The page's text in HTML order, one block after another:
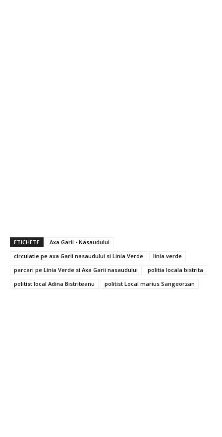
ETICHETE
Axa Garii - Nasaudului
circulatie pe axa Garii nasaudului si Linia Verde
linia verde
parcari pe Linia Verde si Axa Garii nasaudului
politia locala bistrita
politist local Adina Bistriteanu
politist Local marius Sangeorzan